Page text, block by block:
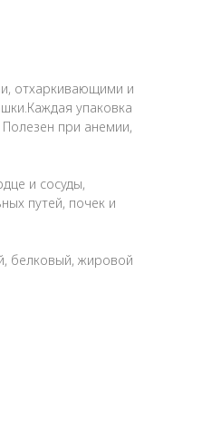
отхаркивающими и
упаковка
при анемии,
и сосуды,
путей, почек и
белковый, жировой